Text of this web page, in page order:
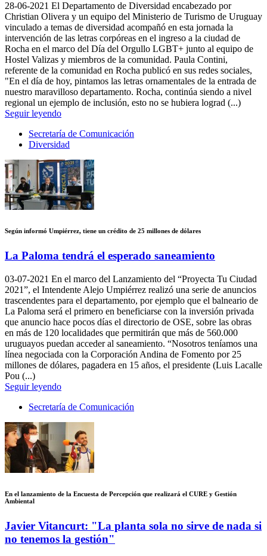
28-06-2021 El Departamento de Diversidad encabezado por
Christian Olivera y un equipo del Ministerio de Turismo de Uruguay
vinculado a temas de diversidad acompañó en esta jornada la
intervención de las letras corpóreas en el ingreso a la ciudad de
Rocha en el marco del Día del Orgullo LGBT+ junto al equipo de
Hostel Valizas y miembros de la comunidad. Paula Contini,
referente de la comunidad en Rocha publicó en sus redes sociales,
"En el día de hoy, pintamos las letras ornamentales de la entrada de
nuestro maravilloso departamento. Rocha, continúa siendo a nivel
regional un ejemplo de inclusión, esto no se hubiera lograd (...)
Seguir leyendo
Secretaría de Comunicación
Diversidad
Según informó Umpiérrez, tiene un crédito de 25 millones de dólares
La Paloma tendrá el esperado saneamiento
03-07-2021 En el marco del Lanzamiento del “Proyecta Tu Ciudad
2021”, el Intendente Alejo Umpiérrez realizó una serie de anuncios
trascendentes para el departamento, por ejemplo que el balneario de
La Paloma será el primero en beneficiarse con la inversión privada
que anuncio hace pocos días el directorio de OSE, sobre las obras
en más de 120 localidades que permitirán que más de 560.000
uruguayos puedan acceder al saneamiento. “Nosotros teníamos una
línea negociada con la Corporación Andina de Fomento por 25
millones de dólares, pagadera en 15 años, el presidente (Luis Lacalle
Pou (...)
Seguir leyendo
Secretaría de Comunicación
En el lanzamiento de la Encuesta de Percepción que realizará el CURE y Gestión
Ambiental
Javier Vitancurt: "La planta sola no sirve de nada si
no tenemos la gestión"